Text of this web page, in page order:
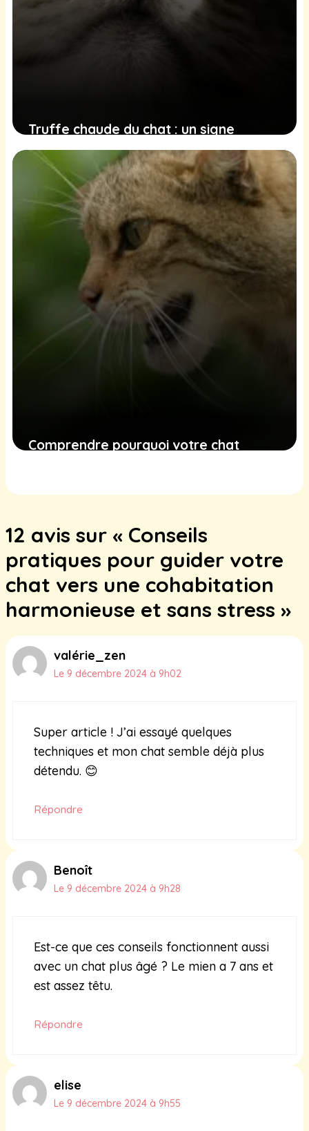
Truffe chaude du chat : un signe
d’alerte ou une simple variation
naturelle ?
22 décembre 2024
Comprendre pourquoi votre chat
12 avis sur « Conseils
pratiques pour guider votre
chat vers une cohabitation
harmonieuse et sans stress »
valérie_zen
Le 9 décembre 2024 à 9h02
Super article ! J’ai essayé quelques
techniques et mon chat semble déjà plus
détendu. 😊
Répondre
Benoît
Le 9 décembre 2024 à 9h28
Est-ce que ces conseils fonctionnent aussi
avec un chat plus âgé ? Le mien a 7 ans et
est assez têtu.
Répondre
elise
Le 9 décembre 2024 à 9h55